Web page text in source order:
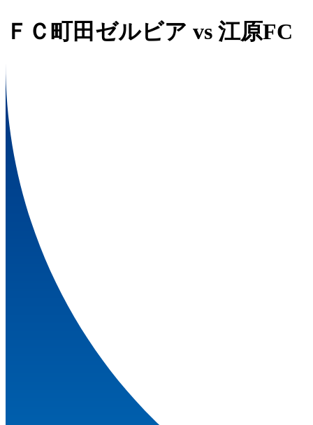
ＦＣ町田ゼルビア vs 江原FC